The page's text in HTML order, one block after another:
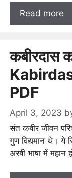
Read more
कबीरदास
PDF
April 3, 2023
संत कबीर जीवन
गुण विद्यमान थे। ये
अरबी भाषा में